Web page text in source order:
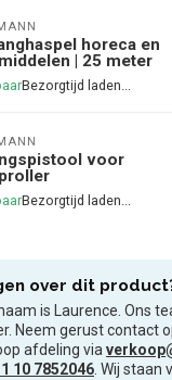
horeca en
| 25 meter
voor
over dit
is Laurence. Ons
Neem gerust contact
afdeling via
10 7852046. Wij staan